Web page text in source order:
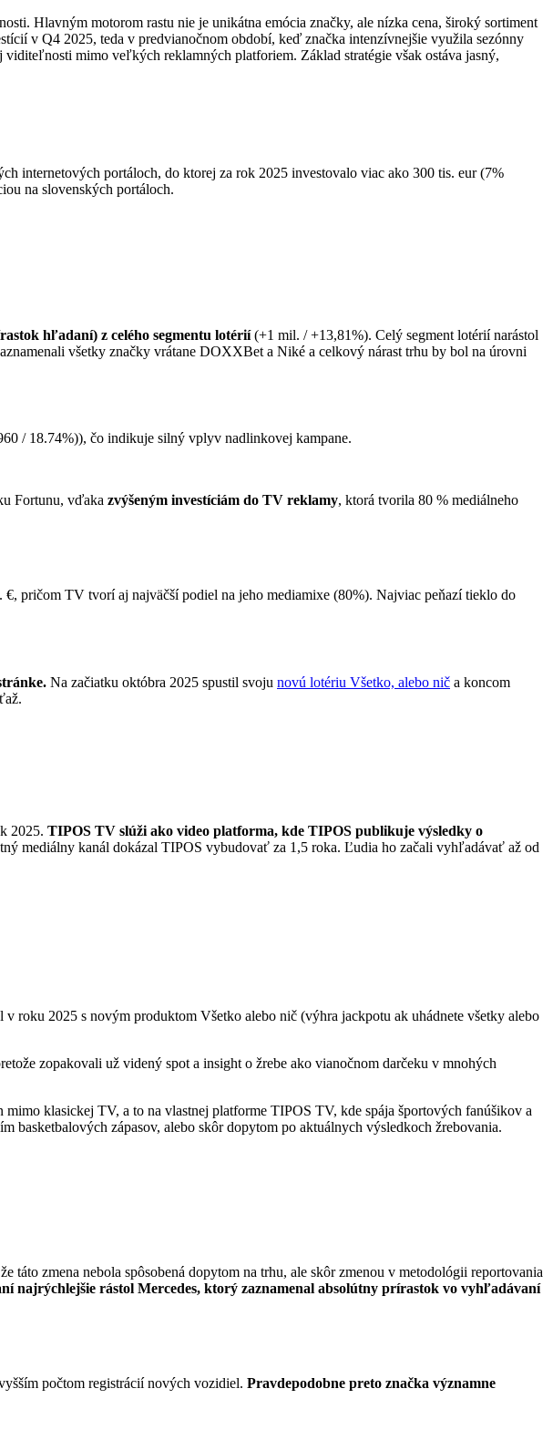
Hlavným motorom rastu nie je unikátna emócia značky, ale nízka cena, široký sortiment
v Q4 2025, teda v predvianočnom období, keď značka intenzívnejšie využila sezónny
mimo veľkých reklamných platforiem. Základ stratégie však ostáva jasný,
internetových portáloch, do ktorej za rok 2025 investovalo viac ako 300 tis. eur (7%
na slovenských portáloch.
hľadaní) z celého segmentu lotérií(+1 mil. / +13,81%). Celý segment lotérií narástol
všetky značky vrátane DOXXBet a Niké a celkový nárast trhu by bol na úrovni
/ 18.74%)), čo indikuje silný vplyv nadlinkovej kampane.
Fortunu, vďaka zvýšeným investíciám do TV reklamy, ktorá tvorila 80 % mediálneho
pričom TV tvorí aj najväčší podiel na jeho mediamixe (80%). Najviac peňazí tieklo do
Na začiatku októbra 2025 spustil svoju novú lotériu Všetko, alebo nič a koncom
2025. TIPOS TV slúži ako video platforma, kde TIPOS publikuje výsledky o
mediálny kanál dokázal TIPOS vybudovať za 1,5 roka. Ľudia ho začali vyhľadávať až od
roku 2025 s novým produktom Všetko alebo nič (výhra jackpotu ak uhádnete všetky alebo
zopakovali už videný spot a insight o žrebe ako vianočnom darčeku v mnohých
klasickej TV, a to na vlastnej platforme TIPOS TV, kde spája športových fanúšikov a
zápasov, alebo skôr dopytom po aktuálnych výsledkoch žrebovania.
zmena nebola spôsobená dopytom na trhu, ale skôr zmenou v metodológii reportovania
najrýchlejšie rástol Mercedes, ktorý zaznamenal absolútny prírastok vo vyhľadávaní
počtom registrácií nových vozidiel. Pravdepodobne preto značka významne